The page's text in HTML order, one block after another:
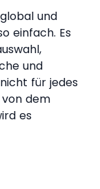
und
einfach. Es
und
für jedes
dem
es